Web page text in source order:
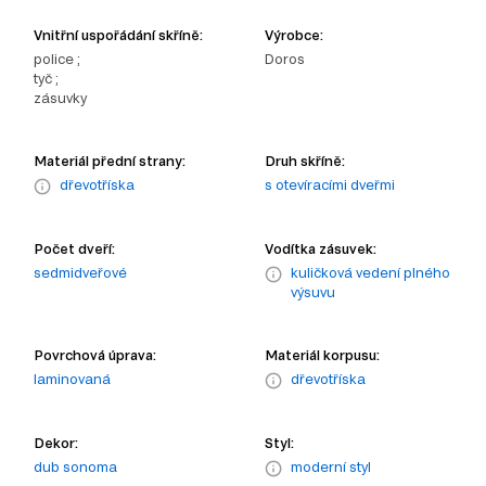
Vnitřní uspořádání skříně:
police ;
tyč ;
zásuvky
Výrobce:
Doros
Materiál přední strany:
dřevotříska
Druh skříně:
s otevíracími dveřmi
Počet dveří:
sedmidveřové
Vodítka zásuvek:
kuličková vedení plného
výsuvu
Povrchová úprava:
laminovaná
Materiál korpusu:
dřevotříska
Dekor:
dub sonoma
Styl:
moderní styl